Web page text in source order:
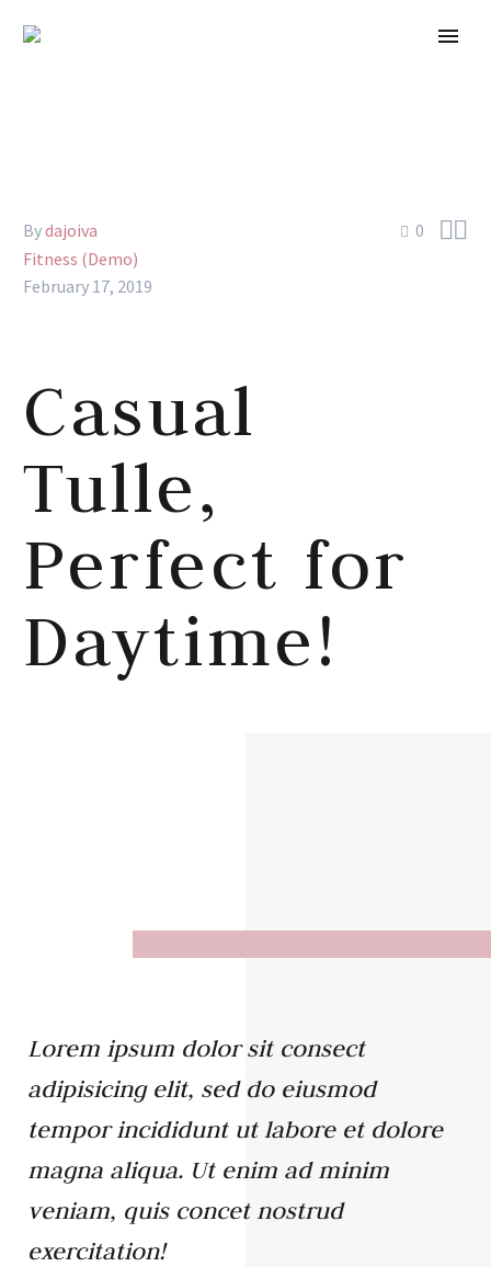
0 
Bydajoiva
Fitness (Demo)
February 17, 2019
Casual
Tulle,
Perfect for
Daytime!
Lorem ipsum dolor sit consect
adipisicing elit, sed do eiusmod
tempor incididunt ut labore et dolore
magna aliqua. Ut enim ad minim
veniam, quis concet nostrud
exercitation!